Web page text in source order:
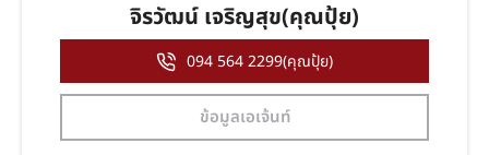
จิรวัฒน์ เจริญสุข(คุณปุ้ย)
094 564 2299(คุณปุ้ย)
ข้อมูลเอเจ้นท์